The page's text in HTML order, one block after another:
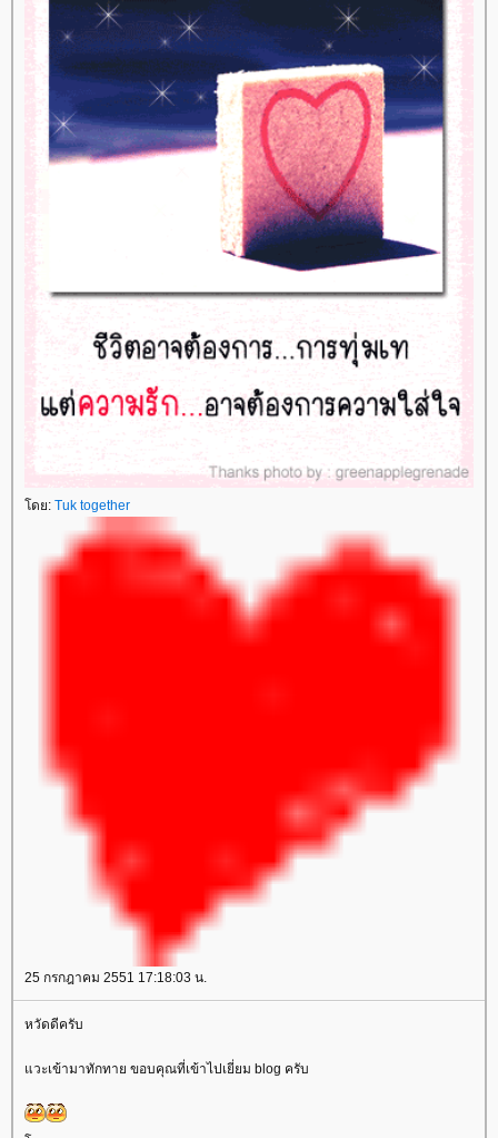
ดย: Tuk together
25 กรกฎาคม 2551 17:18:03 น.
หวัดดีครับ
วะเข้ามาทักทาย ขอบคุณที่เข้าไปเยี่ยม blog ครับ